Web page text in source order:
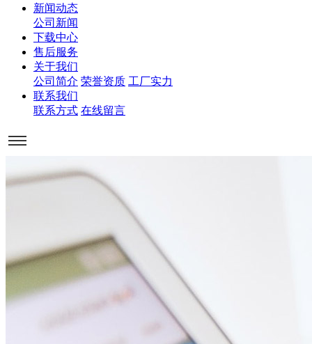
新闻动态
公司新闻
下载中心
售后服务
关于我们
公司简介 荣誉资质 工厂实力
联系我们
联系方式 在线留言